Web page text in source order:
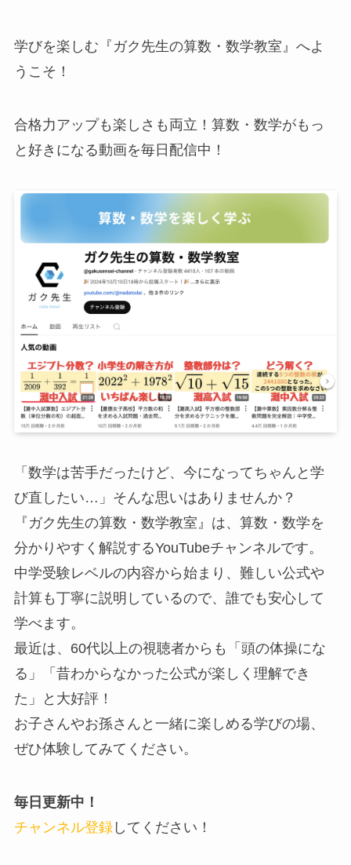
学びを楽しむ『ガク先生の算数・数学教室』へよ
うこそ！
合格力アップも楽しさも両立！算数・数学がもっ
と好きになる動画を毎日配信中！
「数学は苦手だったけど、今になってちゃんと学
び直したい…」そんな思いはありませんか？
『ガク先生の算数・数学教室』は、算数・数学を
分かりやすく解説するYouTubeチャンネルです。
中学受験レベルの内容から始まり、難しい公式や
計算も丁寧に説明しているので、誰でも安心して
学べます。
最近は、60代以上の視聴者からも「頭の体操にな
る」「昔わからなかった公式が楽しく理解でき
た」と大好評！
お子さんやお孫さんと一緒に楽しめる学びの場、
ぜひ体験してみてください。
毎日更新中！
チャンネル登録してください！